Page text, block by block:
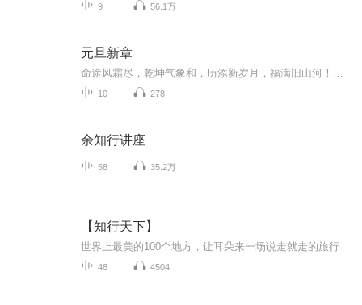
9 56.1万
元旦新章
10 278
余知行讲座
58 35.2万
【知行天下】
世界上最美的100个地方，让耳朵来一场说走就走的旅行
48 4504